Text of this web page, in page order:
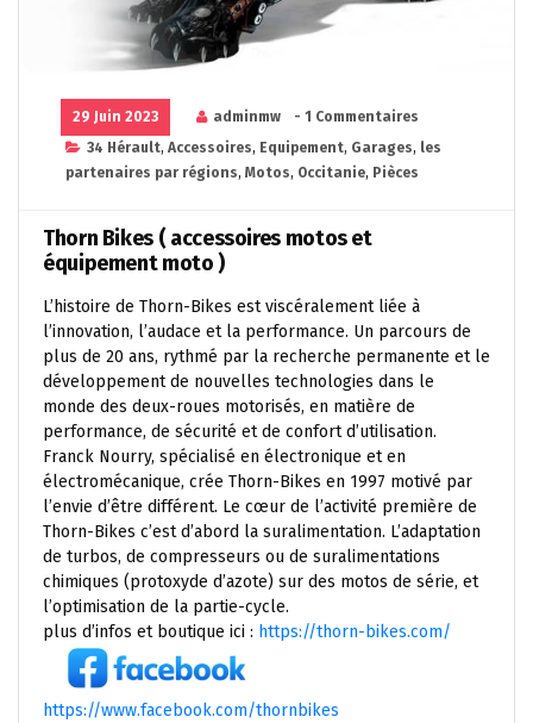
29 Juin 2023 adminmw
- 1 Commentaires
34 Hérault, Accessoires, Equipement, Garages, les
partenaires par régions, Motos, Occitanie, Pièces
Thorn Bikes ( accessoires motos et
équipement moto )
L’histoire de Thorn-Bikes est viscéralement liée à
l’innovation, l’audace et la performance. Un parcours de
plus de 20 ans, rythmé par la recherche permanente et le
développement de nouvelles technologies dans le
monde des deux-roues motorisés, en matière de
performance, de sécurité et de confort d’utilisation.
Franck Nourry, spécialisé en électronique et en
électromécanique, crée Thorn-Bikes en 1997 motivé par
l’envie d’être différent. Le cœur de l’activité première de
Thorn-Bikes c’est d’abord la suralimentation. L’adaptation
de turbos, de compresseurs ou de suralimentations
chimiques (protoxyde d’azote) sur des motos de série, et
l’optimisation de la partie-cycle.
plus d’infos et boutique ici : https://thorn-bikes.com/
https://www.facebook.com/thornbikes